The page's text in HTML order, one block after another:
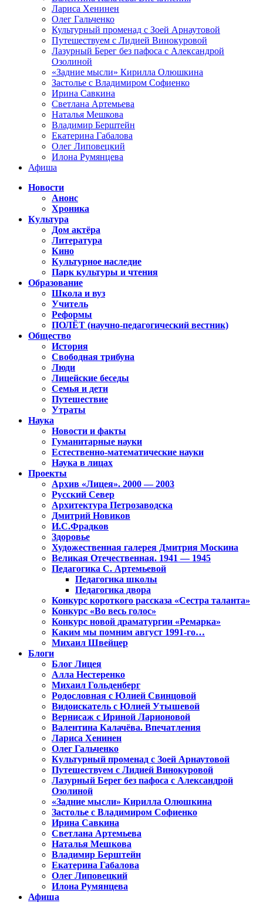
Лариса Хенинен
Олег Гальченко
Культурный променад с Зоей Арнаутовой
Путешествуем с Лидией Винокуровой
Лазурный Берег без пафоса с Александрой
Озолиной
«Задние мысли» Кирилла Олюшкина
Застолье с Владимиром Софиенко
Ирина Савкина
Светлана Артемьева
Наталья Мешкова
Владимир Берштейн
Екатерина Габалова
Олег Липовецкий
Илона Румянцева
Афиша
Новости
Анонс
Хроника
Культура
Дом актёра
Литература
Кино
Культурное наследие
Парк культуры и чтения
Образование
Школа и вуз
Учитель
Реформы
ПОЛЁТ (научно-педагогический вестник)
Общество
История
Свободная трибуна
Люди
Лицейские беседы
Семья и дети
Путешествие
Утраты
Наука
Новости и факты
Гуманитарные науки
Естественно-математические науки
Наука в лицах
Проекты
Архив «Лицея». 2000 — 2003
Русский Север
Архитектура Петрозаводска
Дмитрий Новиков
И.С.Фрадков
Здоровье
Художественная галерея Дмитрия Москина
Великая Отечественная. 1941 — 1945
Педагогика С. Артемьевой
Педагогика школы
Педагогика двора
Конкурс короткого рассказа «Сестра таланта»
Конкурс «Во весь голос»
Конкурс новой драматургии «Ремарка»
Каким мы помним август 1991-го…
Михаил Швейцер
Блоги
Блог Лицея
Алла Нестеренко
Михаил Гольденберг
Родословная с Юлией Свинцовой
Видоискатель с Юлией Утышевой
Вернисаж с Ириной Ларионовой
Валентина Калачёва. Впечатления
Лариса Хенинен
Олег Гальченко
Культурный променад с Зоей Арнаутовой
Путешествуем с Лидией Винокуровой
Лазурный Берег без пафоса с Александрой
Озолиной
«Задние мысли» Кирилла Олюшкина
Застолье с Владимиром Софиенко
Ирина Савкина
Светлана Артемьева
Наталья Мешкова
Владимир Берштейн
Екатерина Габалова
Олег Липовецкий
Илона Румянцева
Афиша